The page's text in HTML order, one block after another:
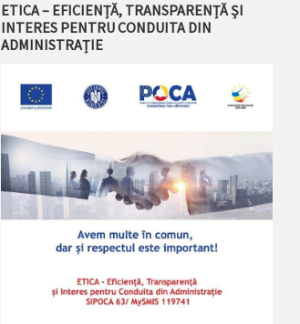
ETICA – EFICIENȚĂ, TRANSPARENȚĂ ȘI
INTERES PENTRU CONDUITA DIN
ADMINISTRAȚIE